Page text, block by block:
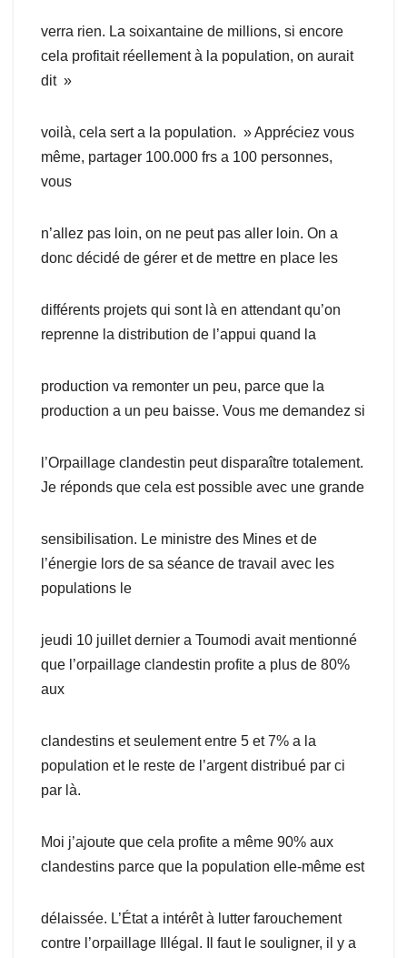
verra rien. La soixantaine de millions, si encore
cela profitait réellement à la population, on aurait
dit »
voilà, cela sert a la population. » Appréciez vous
même, partager 100.000 frs a 100 personnes,
vous
n’allez pas loin, on ne peut pas aller loin. On a
donc décidé de gérer et de mettre en place les
différents projets qui sont là en attendant qu’on
reprenne la distribution de l’appui quand la
production va remonter un peu, parce que la
production a un peu baisse. Vous me demandez si
l’Orpaillage clandestin peut disparaître totalement.
Je réponds que cela est possible avec une grande
sensibilisation. Le ministre des Mines et de
l’énergie lors de sa séance de travail avec les
populations le
jeudi 10 juillet dernier a Toumodi avait mentionné
que l’orpaillage clandestin profite a plus de 80%
aux
clandestins et seulement entre 5 et 7% a la
population et le reste de l’argent distribué par ci
par là.
Moi j’ajoute que cela profite a même 90% aux
clandestins parce que la population elle-même est
délaissée. L’État a intérêt à lutter farouchement
contre l’orpaillage Illégal. Il faut le souligner, il y a